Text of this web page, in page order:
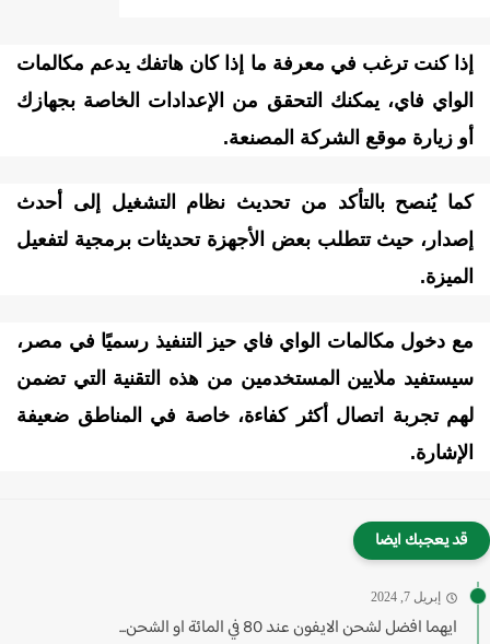
كنت ترغب في معرفة ما إذا كان هاتفك يدعم مكالمات
فاي، يمكنك التحقق من الإعدادات الخاصة بجهازك
زيارة موقع الشركة المصنعة.
يُنصح بالتأكد من تحديث نظام التشغيل إلى أحدث
حيث تتطلب بعض الأجهزة تحديثات برمجية لتفعيل
دخول مكالمات الواي فاي حيز التنفيذ رسميًا في مصر،
ملايين المستخدمين من هذه التقنية التي تضمن
تجربة اتصال أكثر كفاءة، خاصة في المناطق ضعيفة
قد يعجبك ايضا
إبريل 7, 2024
ايهما افضل لشحن الايفون عند 80 في المائة او الشحن...